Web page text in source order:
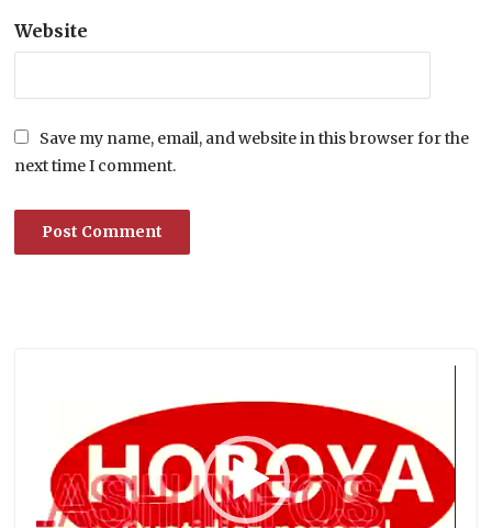
Website
Save my name, email, and website in this browser for the
next time I comment.